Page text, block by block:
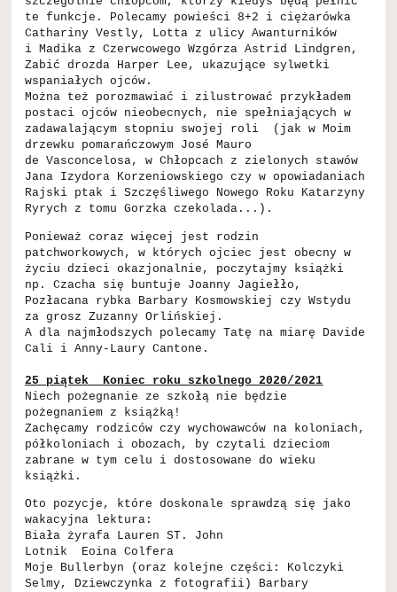
te funkcje. Polecamy powieści 8+2 i ciężarówka
Cathariny Vestly, Lotta z ulicy Awanturników
i Madika z Czerwcowego Wzgórza Astrid Lindgren,
Zabić drozda Harper Lee, ukazujące sylwetki
wspaniałych ojców.
Można też porozmawiać i zilustrować przykładem
postaci ojców nieobecnych, nie spełniających w
zadawalającym stopniu swojej roli (jak w Moim
drzewku pomarańczowym José Mauro
de Vasconcelosa, w Chłopcach z zielonych stawów
Jana Izydora Korzeniowskiego czy w opowiadaniach
Rajski ptak i Szczęśliwego Nowego Roku Katarzyny
Ryrych z tomu Gorzka czekolada...).
Ponieważ coraz więcej jest rodzin
patchworkowych, w których ojciec jest obecny w
życiu dzieci okazjonalnie, poczytajmy książki
np. Czacha się buntuje Joanny Jagiełło,
Pozłacana rybka Barbary Kosmowskiej czy Wstydu
za grosz Zuzanny Orlińskiej.
A dla najmłodszych polecamy Tatę na miarę Davide
Cali i Anny-Laury Cantone.
25 piątek Koniec roku szkolnego 2020/2021
Niech pożegnanie ze szkołą nie będzie
pożegnaniem z książką!
Zachęcamy rodziców czy wychowawców na koloniach,
półkoloniach i obozach, by czytali dzieciom
zabrane w tym celu i dostosowane do wieku
książki.
Oto pozycje, które doskonale sprawdzą się jako
wakacyjna lektura:
Biała żyrafa Lauren ST. John
Lotnik Eoina Colfera
Moje Bullerbyn (oraz kolejne części: Kolczyki
Selmy, Dziewczynka z fotografii) Barbary